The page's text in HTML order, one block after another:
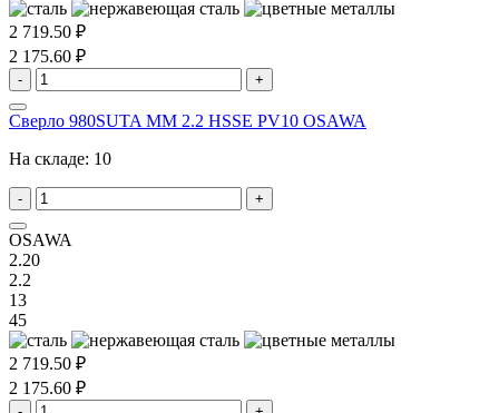
2 719.50 ₽
2 175.60 ₽
- +
Сверло 980SUTA MM 2.2 HSSE PV10 OSAWA
На складе: 10
- +
OSAWA
2.20
2.2
13
45
2 719.50 ₽
2 175.60 ₽